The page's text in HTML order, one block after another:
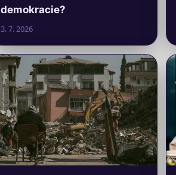
demokracie?
3. 7. 2026